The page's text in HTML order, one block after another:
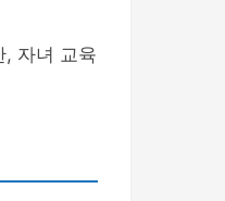
, 자녀 교육